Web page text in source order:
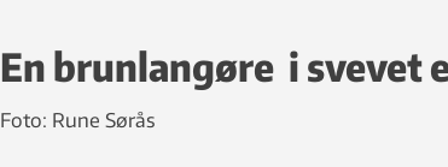
En brunlangøre i svevet
Foto: Rune Sørås